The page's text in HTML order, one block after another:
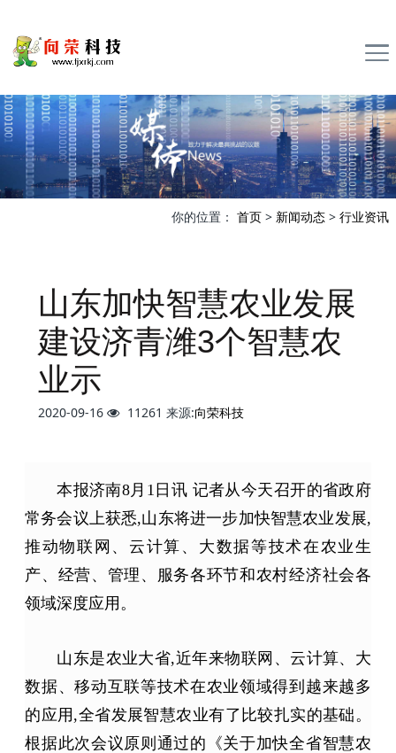
你的位置： 首页 > 新闻动态 > 行业资讯
山东加快智慧农业发展
建设济青潍3个智慧农
业示
2020-09-16 11261 来源:向荣科技
本报济南8月1日讯 记者从今天召开的省政府
常务会议上获悉,山东将进一步加快智慧农业发展,
推动物联网、云计算、大数据等技术在农业生
产、经营、管理、服务各环节和农村经济社会各
领域深度应用。
山东是农业大省,近年来物联网、云计算、大
数据、移动互联等技术在农业领域得到越来越多
的应用,全省发展智慧农业有了比较扎实的基础。
根据此次会议原则通过的《关于加快全省智慧农